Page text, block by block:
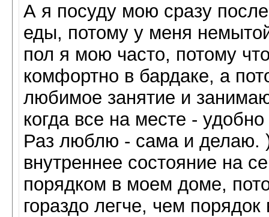
А я посуду мою сразу
еды, потому у меня
пол я мою часто, потому
комфортно в бардаке, а
любимое занятие и
когда все на месте -
Раз люблю - сама и делаю.
внутреннее состояние на
порядком в моем доме,
гораздо легче, чем порядок